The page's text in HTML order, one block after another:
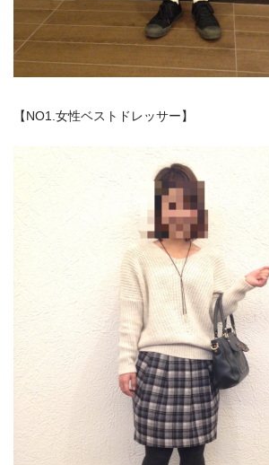
【NO1.女性ベストドレッサー】